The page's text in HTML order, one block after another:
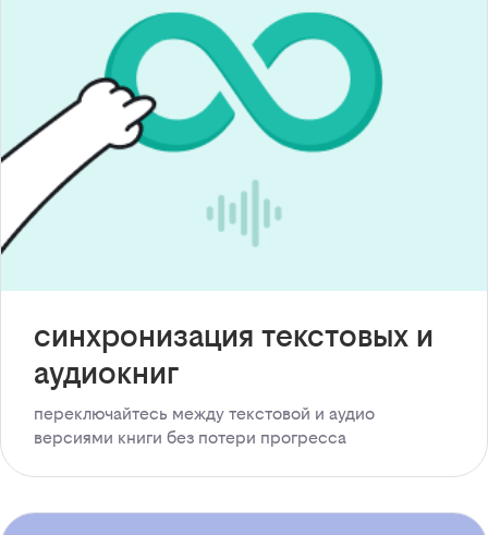
синхронизация текстовых и
аудиокниг
переключайтесь между текстовой и аудио
версиями книги без потери прогресса